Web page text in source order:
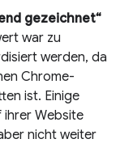
gezeichnet“
war zu
werden, da
Chrome-
ist. Einige
ihrer Website
nicht weiter